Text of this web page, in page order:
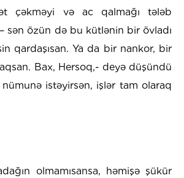
çəkməyi və ac qalmağı tələb
sən özün də bu kütlənin bir övladı
qardaşısan. Ya da bir nankor, bir
Bax, Hersoq,- deyə düşündü
istəyirsən, işlər tam olaraq
olmamısansa, həmişə şükür